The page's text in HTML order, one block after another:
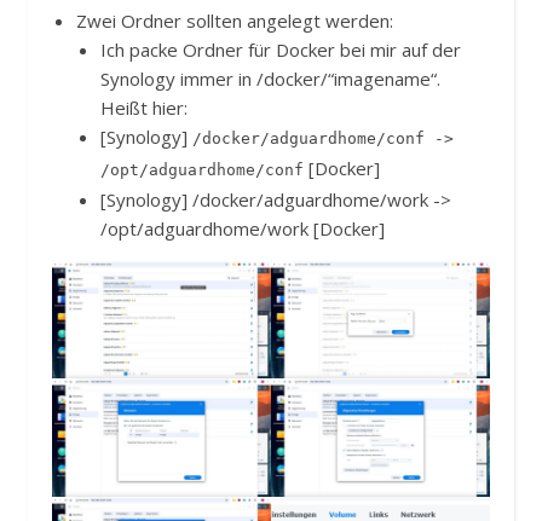
Zwei Ordner sollten angelegt werden:
Ich packe Ordner für Docker bei mir auf der
Synology immer in /docker/“imagename“.
Heißt hier:
[Synology] /docker/adguardhome/conf ->
/opt/adguardhome/conf [Docker]
[Synology] /docker/adguardhome/work ->
/opt/adguardhome/work [Docker]